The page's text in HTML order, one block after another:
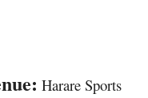
Harare Sports